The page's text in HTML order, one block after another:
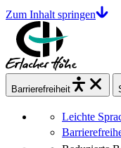
Zum Inhalt springen
Barrierefrei heit
Leichte